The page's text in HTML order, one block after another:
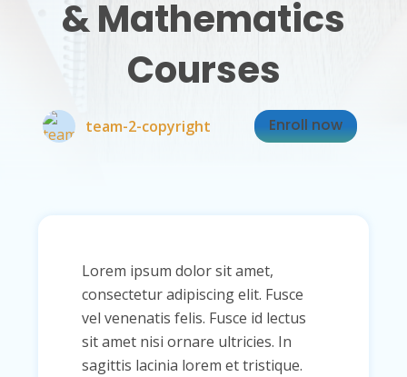
& Mathematics
Courses
team-2-copyright Enroll now
Lorem ipsum dolor sit amet,
consectetur adipiscing elit. Fusce
vel venenatis felis. Fusce id lectus
sit amet nisi ornare ultricies. In
sagittis lacinia lorem et tristique.